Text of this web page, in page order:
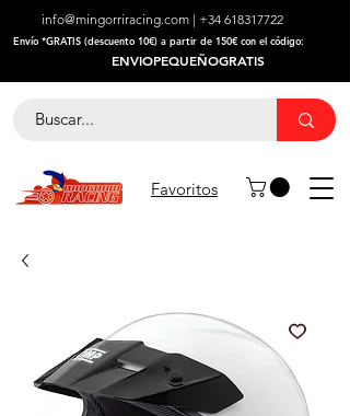
info@mingorriracing.com | +34 618317722
​Envío *GRATIS (descuento 10€) a partir de 150€ con el código:
ENVIOPEQUEÑOGRATIS
Favoritos